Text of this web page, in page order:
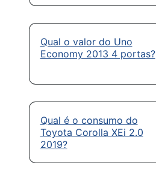
Qual o valor do Uno
Economy 2013 4 portas?
Qual é o consumo do
Toyota Corolla XEi 2.0
2019?